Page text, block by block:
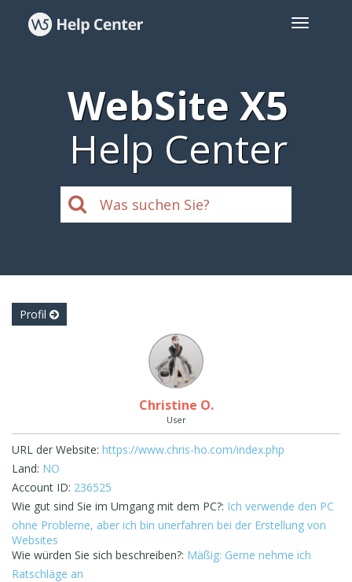
WebSite X5
Help Center
Profil
Christine O.
User
URL der Website: https://www.chris-ho.com/index.php
Land: NO
Account ID: 236525
Wie gut sind Sie im Umgang mit dem PC?: Ich verwende den PC
ohne Probleme, aber ich bin unerfahren bei der Erstellung von
Websites
Wie würden Sie sich beschreiben?: Mäßig: Gerne nehme ich
Ratschläge an